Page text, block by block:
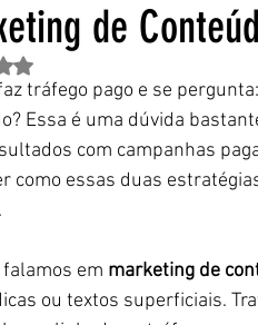
de
com NaN de 5 estrelas.
tráfego pago e se
Essa é uma dúvida
com campanhas
como essas duas
falamos em marketing de
ou textos superficiais.